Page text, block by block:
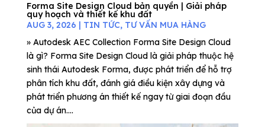
Forma Site Design Cloud bản quyền | Giải pháp
quy hoạch và thiết kế khu đất
AUG 3, 2026 | TIN TỨC, TƯ VẤN MUA HÀNG
» Autodesk AEC Collection Forma Site Design Cloud
là gì? Forma Site Design Cloud là giải pháp thuộc hệ
sinh thái Autodesk Forma, được phát triển để hỗ trợ
phân tích khu đất, đánh giá điều kiện xây dựng và
phát triển phương án thiết kế ngay từ giai đoạn đầu
của dự án....